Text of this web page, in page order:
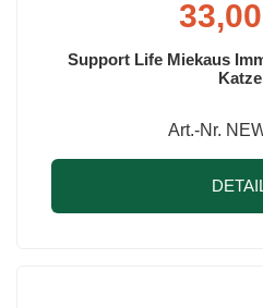
Support Life Miekaus
Art.-Nr.